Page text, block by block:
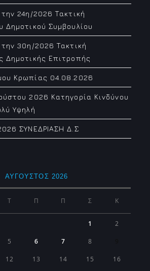
24η/2026 Τακτική
Δημοτικού Συμβουλίου
30η/2026 Τακτική
Δημοτικής Επιτροπής
Κρωπίας 04.08.2026
2026 Κατηγορία Κινδύνου
Υψηλή
ΣΥΝΕΔΡΙΑΣΗ Δ.Σ
ΑΎΓΟΥΣΤΟΣ 2026
Τ Π Π Σ Κ
1 2
5 6 7 8
12 13 14 15 16